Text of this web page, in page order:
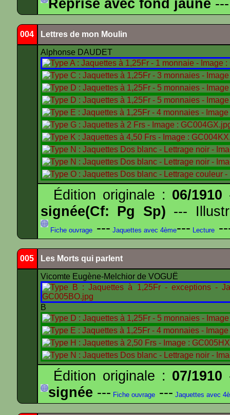
Reprise avec fond jaune ---
004 Lettres de mon Moulin
Alphonse DAUDET
Édition originale : 06/1910
signée(Cf: Pg Sp) ---
Fiche ouvrage --- Jaquettes avec 4ème--- Lecture
005 Les Morts qui parlent
Vicomte Eugène-Melchior de VOGUË
B
Édition originale : 07/1910
signée --- Fiche ouvrage --- Jaquettes avec